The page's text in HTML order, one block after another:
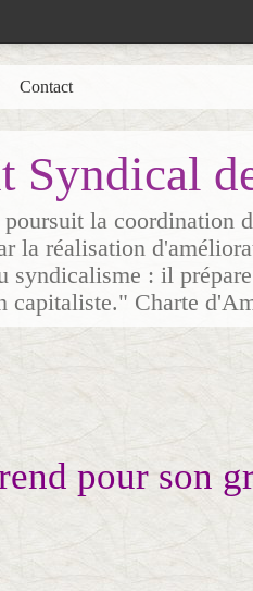
Syndical
la coordination
la réalisation
syndicalisme : il
capitaliste." Charte
Contact
pour son